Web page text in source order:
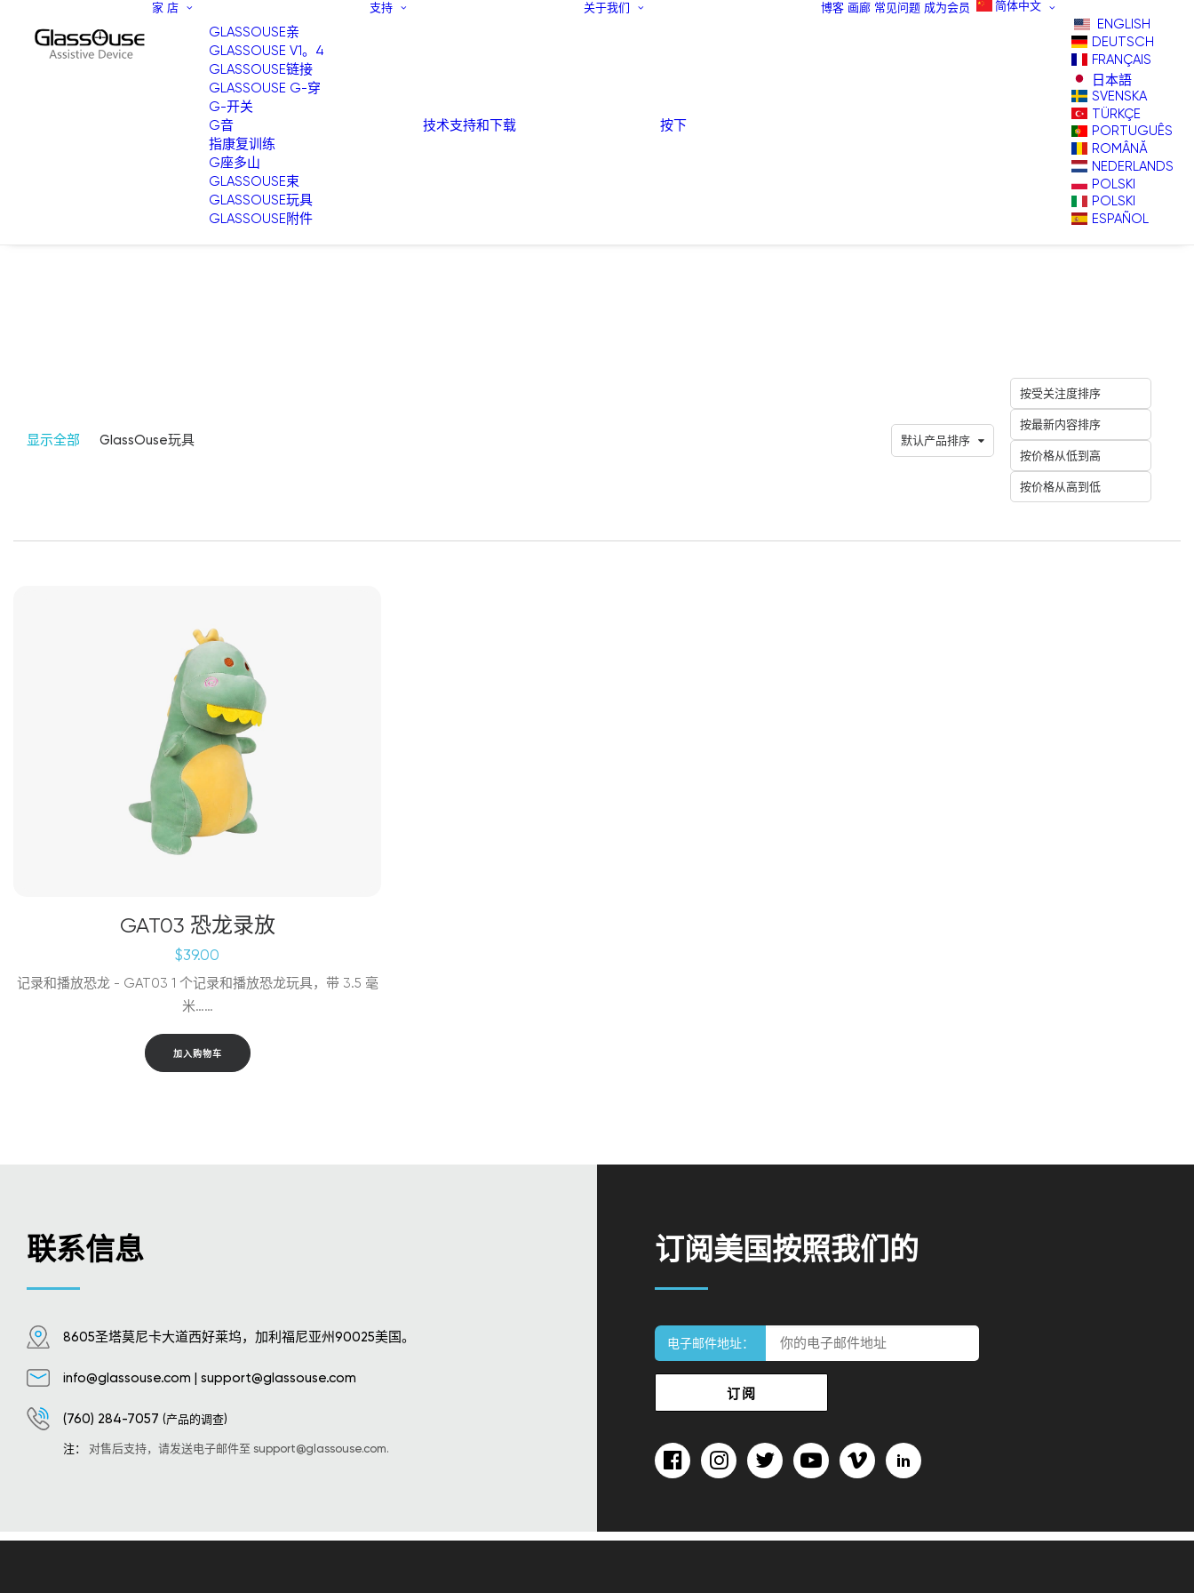
家 店
GLASSOUSE亲
GLASSOUSE V1。4
GLASSOUSE链接
GLASSOUSE G-穿
G-开关
G音
指康复训练
G座多山
GLASSOUSE束
GLASSOUSE玩具
GLASSOUSE附件
支持
技术支持和下载
关于我们
按下
博客 画廊 常见问题 成为会员 简体中文
ENGLISH
DEUTSCH
FRANÇAIS
日本語
SVENSKA
TÜRKÇE
PORTUGUÊS
ROMÂNĂ
NEDERLANDS
POLSKI
POLSKI
ESPAÑOL
显示全部 GlassOuse玩具 默认产品排序
按受关注度排序
按最新内容排序
按价格从低到高
按价格从高到低
GAT03 恐龙录放
$39.00
记录和播放恐龙 - GAT03 1 个记录和播放恐龙玩具，带 3.5 毫
米……
加入购物车
联系信息
8605圣塔莫尼卡大道西好莱坞，加利福尼亚州90025美国。
info@glassouse.com | support@glassouse.com
(760) 284-7057 (产品的调查)
注： 对售后支持，请发送电子邮件至 support@glassouse.com.
订阅美国按照我们的
电子邮件地址：